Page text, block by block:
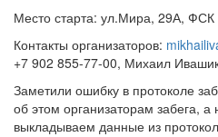
Место старта: ул.Мира, 29А,
Контакты организаторов:
+7 902 855-77-00, Михаил
Заметили ошибку в протоколе
об этом организаторам забега,
выкладываем данные из